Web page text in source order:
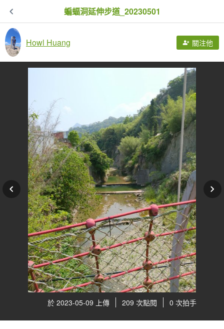
蝙蝠洞延伸步道_20230501
Howl Huang 關注他
於 2023-05-09 上傳 209 次點閱 0 次拍手